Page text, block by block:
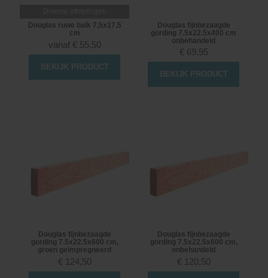
Douglas ruwe balk 7,5x17,5
cm
vanaf € 55,50
BEKIJK PRODUCT
Douglas fijnbezaagde
gording 7.5x22.5x400 cm
onbehandeld
€ 69,95
BEKIJK PRODUCT
Douglas fijnbezaagde
gording 7.5x22.5x600 cm,
groen geïmpregneerd
€ 124,50
Douglas fijnbezaagde
gording 7.5x22.5x600 cm,
onbehandeld
€ 120,50